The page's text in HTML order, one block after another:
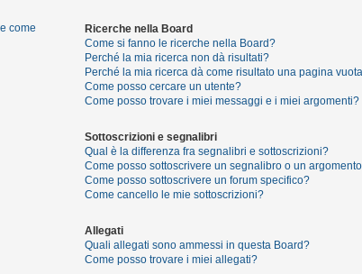
come
Ricerche nella Board
Come si fanno le ricerche nella Board?
Perché la mia ricerca non dà risultati?
Perché la mia ricerca dà come risultato una pagina
Come posso cercare un utente?
Come posso trovare i miei messaggi e i miei argomenti?
Sottoscrizioni e segnalibri
Qual è la differenza fra segnalibri e sottoscrizioni?
Come posso sottoscrivere un segnalibro o un
Come posso sottoscrivere un forum specifico?
Come cancello le mie sottoscrizioni?
Allegati
Quali allegati sono ammessi in questa Board?
Come posso trovare i miei allegati?